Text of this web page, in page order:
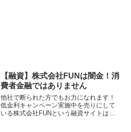
【融資】株式会社FUNは闇金！消
費者金融ではありません
他社で断られた方でもお力になれます！
低金利キャンペーン実施中を売りにして
いる株式会社FUNという融資サイトは消